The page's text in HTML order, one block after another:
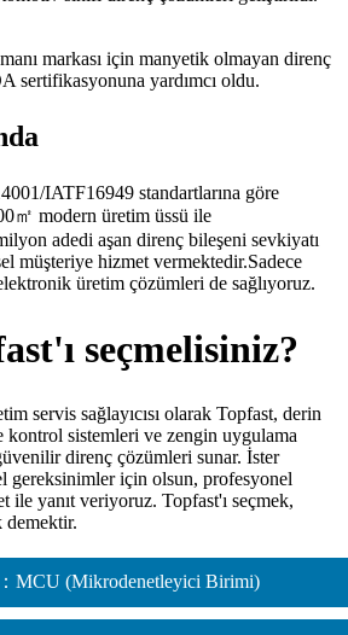
markası için manyetik olmayan direnç
sertifikasyonuna yardımcı oldu.
IATF16949 standartlarına göre
㎡ modern üretim üssü ile
adedi aşan direnç bileşeni sevkiyatı
müşteriye hizmet vermektedir.Sadece
üretim çözümleri de sağlıyoruz.
seçmelisiniz?
servis sağlayıcısı olarak Topfast, derin
kontrol sistemleri ve zengin uygulama
direnç çözümleri sunar. İster
gereksinimler için olsun, profesyonel
ile yanıt veriyoruz. Topfast'ı seçmek,
demektir.
MCU (Mikrodenetleyici Birimi)